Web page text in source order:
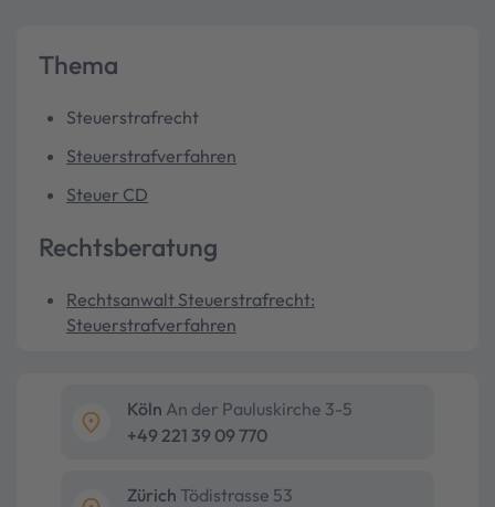
Thema
Steuerstrafrecht
Steuerstrafverfahren
Steuer CD
Rechtsberatung
Rechtsanwalt Steuerstrafrecht:
Steuerstrafverfahren
Köln An der Pauluskirche 3-5
+49 221 39 09 770
Zürich Tödistrasse 53